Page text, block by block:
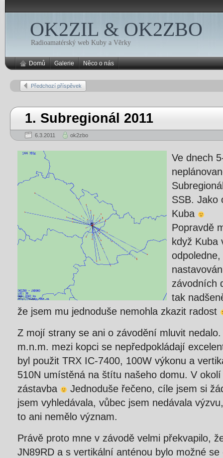
OK2ZIL & OK2ZBO
Radioamatérský web Kuby a Věrky
Domů Galerie Něco o nás
Předchozí příspěvek
1. Subregionál 2011
6.3.2011 ok2zbo
Ve dnech
SSB. Jako
Kuba
Popravdě
když Kuba
závodních
tak
že jsem mu jednoduše nemohla zkazit radost
Z mojí strany se ani o závodění mluvit
m.n.m. mezi kopci se nepředpokládají
byl použit TRX IC-7400, 100W výkonu a
510N umístěná na štítu našeho domu. V
zástavba
Jednoduše řečeno, cíle jsem si
jsem vyhledávala, vůbec jsem nedávala
to ani nemělo význam.
Právě proto mne v závodě velmi překvapilo,
JN89RD a s vertikální anténou bylo možné